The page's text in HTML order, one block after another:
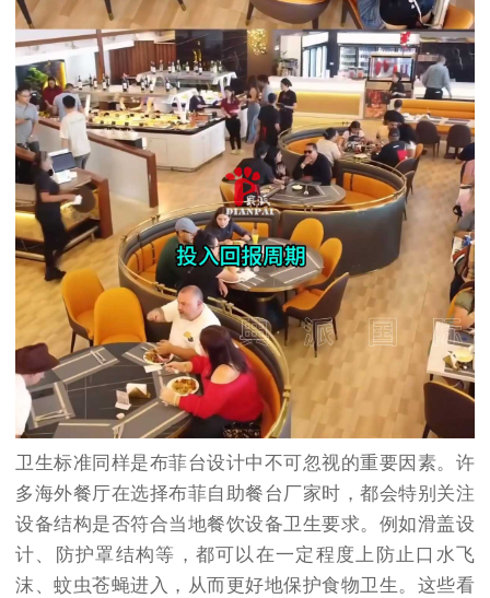
卫生标准同样是布菲台设计中不可忽视的重要因素。许
多海外餐厅在选择布菲自助餐台厂家时，都会特别关注
设备结构是否符合当地餐饮设备卫生要求。例如滑盖设
计、防护罩结构等，都可以在一定程度上防止口水飞
沫、蚊虫苍蝇进入，从而更好地保护食物卫生。这些看